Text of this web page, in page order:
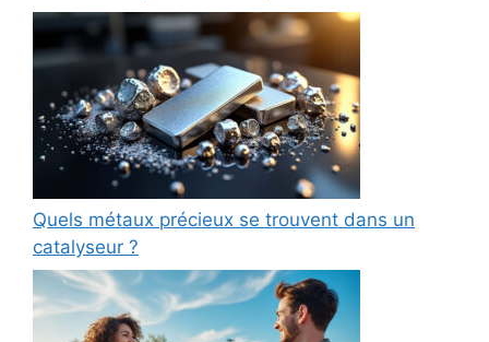
Quels métaux précieux se trouvent dans un
catalyseur ?